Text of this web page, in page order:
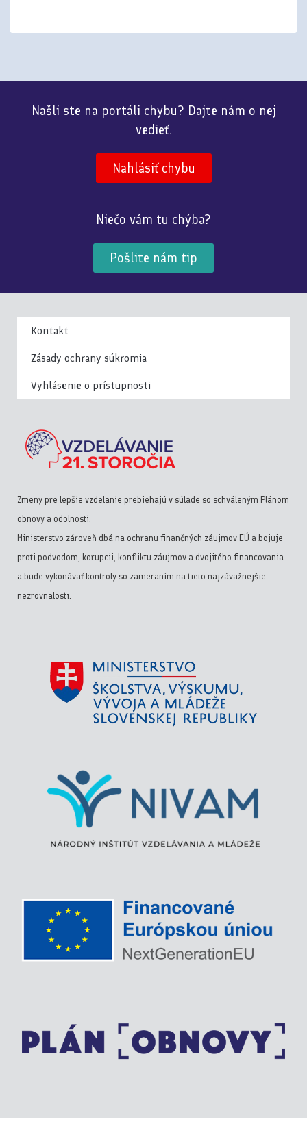
Našli ste na portáli chybu? Dajte nám o nej
vedieť.
Nahlásiť chybu
Niečo vám tu chýba?
Pošlite nám tip
Kontakt
Zásady ochrany súkromia
Vyhlásenie o prístupnosti
Zmeny pre lepšie vzdelanie prebiehajú v súlade so schváleným Plánom
obnovy a odolnosti.
Ministerstvo zároveň dbá na ochranu finančných záujmov EÚ a bojuje
proti podvodom, korupcii, konfliktu záujmov a dvojitého financovania
a bude vykonávať kontroly so zameraním na tieto najzávažnejšie
nezrovnalosti.